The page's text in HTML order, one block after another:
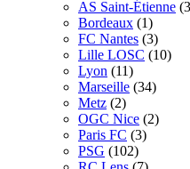
AS Saint-Étienne
Bordeaux (1)
FC Nantes (3)
Lille LOSC (10)
Lyon (11)
Marseille (34)
Metz (2)
OGC Nice (2)
Paris FC (3)
PSG (102)